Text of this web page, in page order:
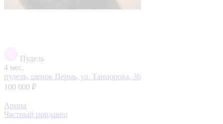
Пудель
4 мес.
пудель, щенок Пермь, ул. Танцорова, 36
100 000 ₽
Арина
Частный продавец